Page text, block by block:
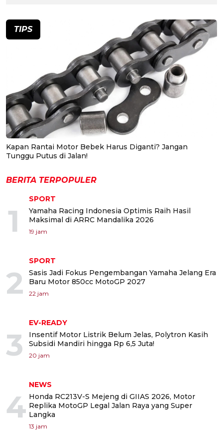
TIPS
Kapan Rantai Motor Bebek Harus Diganti? Jangan
Tunggu Putus di Jalan!
BERITA TERPOPULER
1
SPORT
Yamaha Racing Indonesia Optimis Raih Hasil
Maksimal di ARRC Mandalika 2026
19 jam
2
SPORT
Sasis Jadi Fokus Pengembangan Yamaha Jelang Era
Baru Motor 850cc MotoGP 2027
22 jam
3
EV-READY
Insentif Motor Listrik Belum Jelas, Polytron Kasih
Subsidi Mandiri hingga Rp 6,5 Juta!
20 jam
4
NEWS
Honda RC213V-S Mejeng di GIIAS 2026, Motor
Replika MotoGP Legal Jalan Raya yang Super
Langka
13 jam